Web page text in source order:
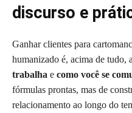
discurso e
Ganhar clientes para
humanizado é, acima de tudo,
trabalha e como você se
fórmulas prontas, mas de
relacionamento ao longo do